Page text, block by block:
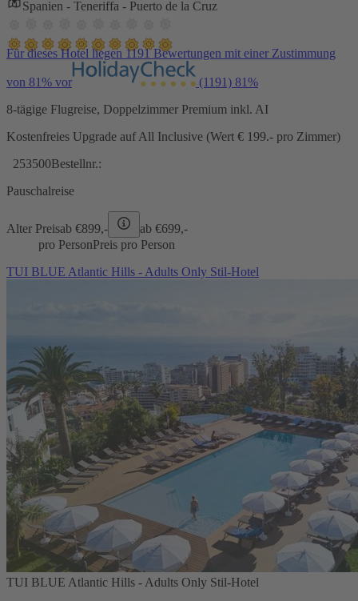
Spanien - Teneriffa - Puerto de la Cruz
Für dieses Hotel liegen 1191 Bewertungen mit einer Zustimmung
von 81% vor (1191) 81%
8-tägige Flugreise, Doppelzimmer Premium inkl. AI
Kostenfreies Upgrade auf All Inclusive (Wert € 199.- pro Zimmer)
253500Bestellnr.:
Pauschalreise
Alter Preisab €899,- ab €699,-
pro PersonPreis pro Person
TUI BLUE Atlantic Hills - Adults Only Stil-Hotel
TUI BLUE Atlantic Hills - Adults Only Stil-Hotel